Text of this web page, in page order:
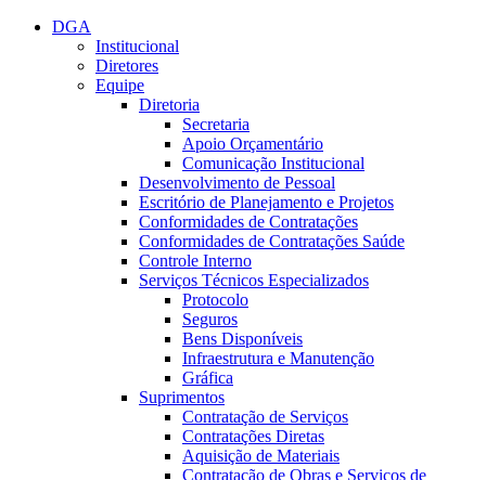
Conteúdo principal
DGA
Institucional
Diretores
Equipe
Diretoria
Secretaria
Apoio Orçamentário
Comunicação Institucional
Desenvolvimento de Pessoal
Escritório de Planejamento e Projetos
Conformidades de Contratações
Conformidades de Contratações Saúde
Controle Interno
Serviços Técnicos Especializados
Protocolo
Seguros
Bens Disponíveis
Infraestrutura e Manutenção
Gráfica
Suprimentos
Contratação de Serviços
Contratações Diretas
Aquisição de Materiais
Contratação de Obras e Serviços de